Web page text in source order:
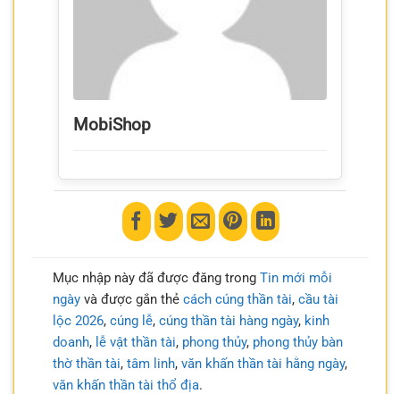
MobiShop
Mục nhập này đã được đăng trong Tin mới mỗi
ngàyvà được gắn thẻ cách cúng thần tài, cầu tài
lộc 2026, cúng lễ, cúng thần tài hàng ngày, kinh
doanh, lễ vật thần tài, phong thủy, phong thủy bàn
thờ thần tài, tâm linh, văn khấn thần tài hằng ngày,
văn khấn thần tài thổ địa.